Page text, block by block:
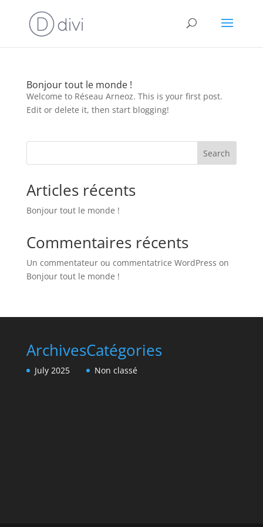
Bonjour tout le monde !
Welcome to Réseau Arneoz. This is your first post.
Edit or delete it, then start blogging!
Search
Articles récents
Bonjour tout le monde !
Commentaires récents
Un commentateur ou commentatrice WordPress on
Bonjour tout le monde !
Archives
July 2025
Catégories
Non classé